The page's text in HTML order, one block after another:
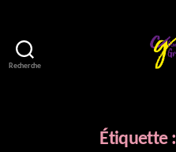
Recherche
Étiquette :